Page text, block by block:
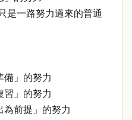
是一路努力過來的普通
備」的努力
習」的努力
為前提」的努力